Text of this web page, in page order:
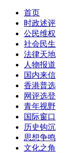
首页
时政述评
公民维权
社会民生
法律天地
人物报道
国内来信
香港普选
网评选登
青年视野
国际窗口
历史钩沉
思想争鸣
文化之角